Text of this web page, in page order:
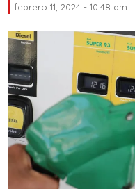
febrero 11, 2024 - 10:48 am